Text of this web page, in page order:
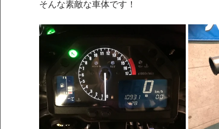
そんな素敵な車体です！